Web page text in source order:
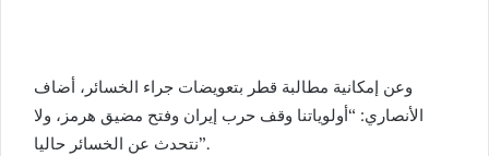
وعن إمكانية مطالبة قطر بتعويضات جراء الخسائر، أضاف
الأنصاري: “أولوياتنا وقف حرب إيران وفتح مضيق هرمز، ولا
نتحدث عن الخسائر حاليا”.